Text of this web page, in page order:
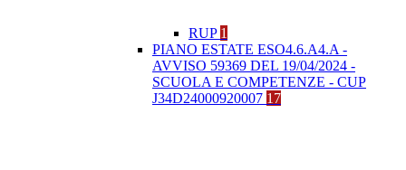
RUP 1
PIANO ESTATE ESO4.6.A4.A -
AVVISO 59369 DEL 19/04/2024 -
SCUOLA E COMPETENZE - CUP
J34D24000920007 17